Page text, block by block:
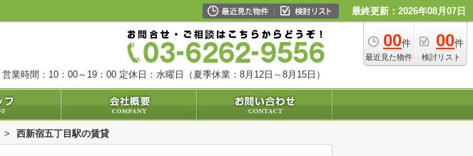
最終更新：2026年08月07日
00件
最近見た物件
00件
検討リスト
営業時間：10：00～19：00 定休日：水曜日（夏季休業：8月12日～8月15日）
> 西新宿五丁目駅の賃貸